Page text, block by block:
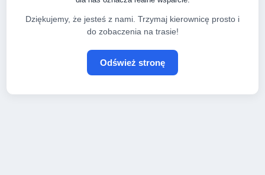
Dziękujemy, że jesteś z nami. Trzymaj kierownicę prosto i
do zobaczenia na trasie!
Odśwież stronę